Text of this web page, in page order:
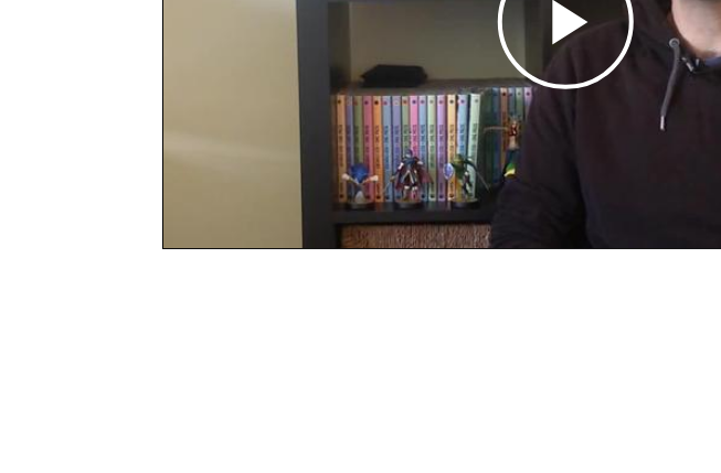
Play
Video